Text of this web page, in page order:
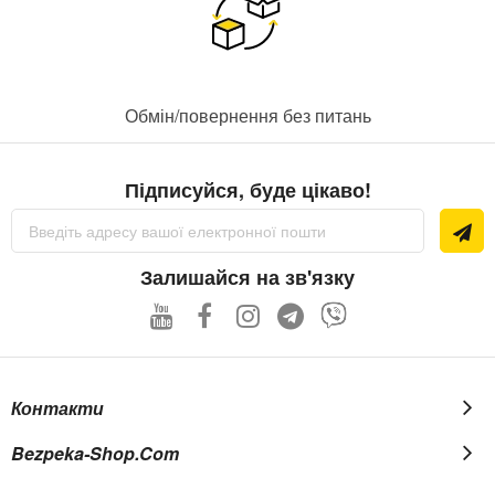
Обмін/повернення без питань
Підписуйся, буде цікаво!
Підпишіться
нашу
Залишайся на зв'язку
Контакти
Bezpeka-Shop.com